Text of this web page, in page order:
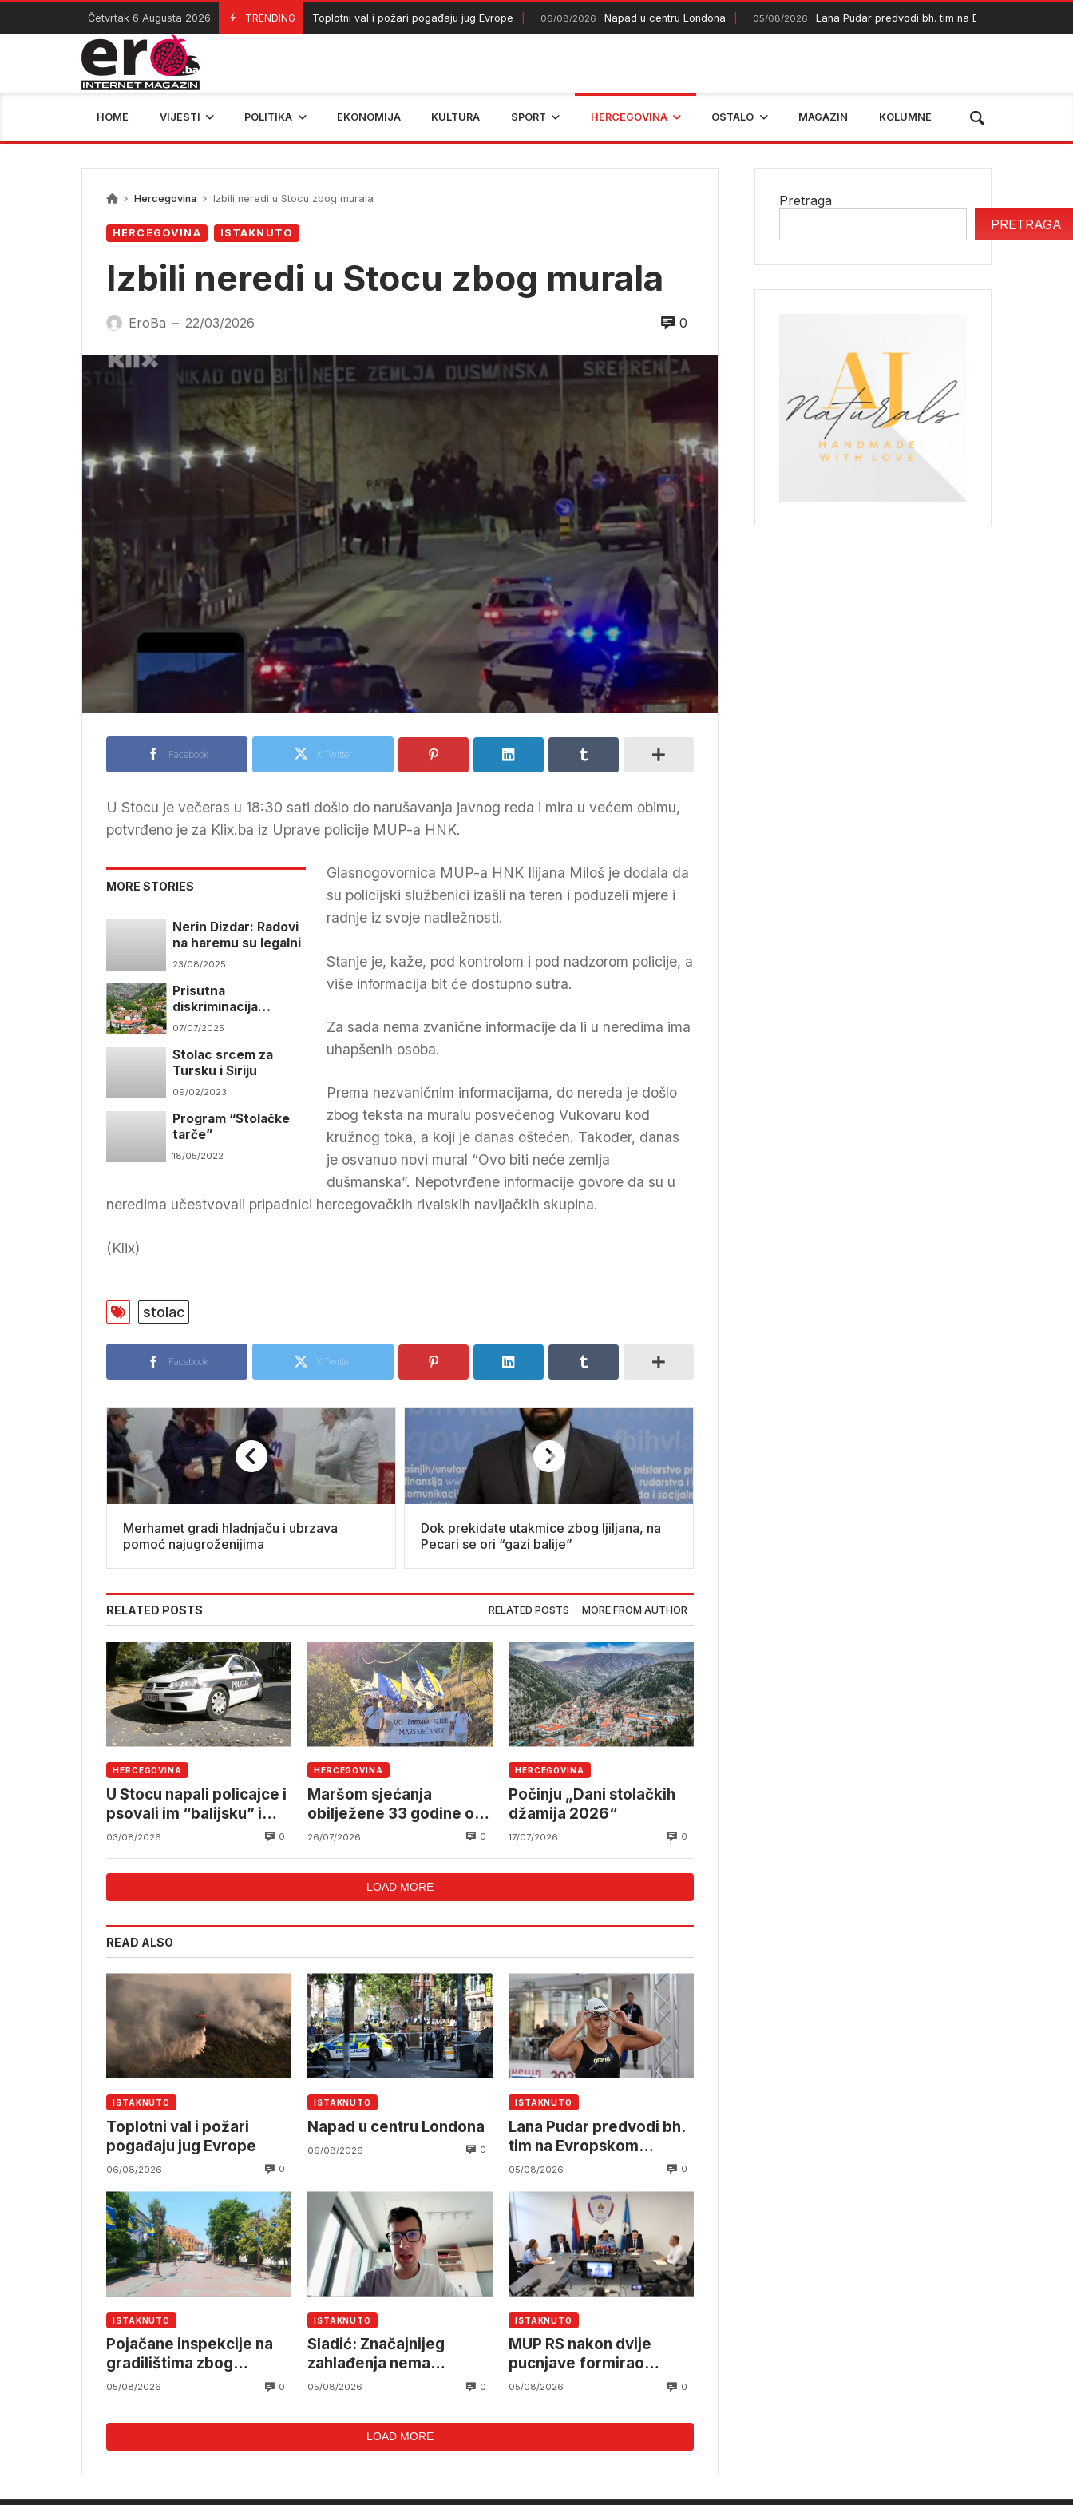
Skip
content
Četvrtak 6 Augusta 2026 TRENDING
06/08/2026 Toplotni val i požari pogađaju jug Evrope 06/08/2026 Napad u centru Londona 05/08/2026 Lana Pudar predvodi bh. tim na Evropskom prvenstvu u
HOME VIJESTI POLITIKA EKONOMIJA KULTURA SPORT HERCEGOVINA OSTALO MAGAZIN KOLUMNE
Hercegovina Izbili neredi u Stocu zbog murala
HERCEGOVINA ISTAKNUTO
Izbili neredi u Stocu zbog murala
EroBa — 22/03/2026 0
Facebook X Twitter
U Stocu je večeras u 18:30 sati došlo do narušavanja javnog reda i mira u većem obimu,
potvrđeno je za Klix.ba iz Uprave policije MUP-a HNK.
MORE STORIES
Nerin Dizdar: Radovi
na haremu su legalni
23/08/2025
Prisutna
diskriminacija
Bošnjaka
07/07/2025
Stolac srcem za
Tursku i Siriju
09/02/2023
Program “Stolačke
tarče”
18/05/2022
Glasnogovornica MUP-a HNK Ilijana Miloš je dodala da
su policijski službenici izašli na teren i poduzeli mjere i
radnje iz svoje nadležnosti.
Stanje je, kaže, pod kontrolom i pod nadzorom policije, a
više informacija bit će dostupno sutra.
Za sada nema zvanične informacije da li u neredima ima
uhapšenih osoba.
Prema nezvaničnim informacijama, do nereda je došlo
zbog teksta na muralu posvećenog Vukovaru kod
kružnog toka, a koji je danas oštećen. Također, danas
je osvanuo novi mural “Ovo biti neće zemlja
dušmanska”. Nepotvrđene informacije govore da su u
neredima učestvovali pripadnici hercegovačkih rivalskih navijačkih skupina.
(Klix)
stolac
Facebook X Twitter
Merhamet gradi hladnjaču i ubrzava
pomoć najugroženijima
Dok prekidate utakmice zbog ljiljana, na
Pecari se ori “gazi balije”
RELATED POSTS RELATED POSTS MORE FROM AUTHOR
HERCEGOVINA
U Stocu napali policajce i
psovali im “balijsku” i
“četničku” majku
03/08/2026 0
HERCEGOVINA
Maršom sjećanja
obilježene 33 godine od
progona i stradanja
Hercegovine
26/07/2026 0
HERCEGOVINA
Počinju „Dani stolačkih
džamija 2026“
17/07/2026 0
LOAD MORE
READ ALSO
ISTAKNUTO
Toplotni val i požari
pogađaju jug Evrope
06/08/2026 0
ISTAKNUTO
Napad u centru Londona
06/08/2026 0
ISTAKNUTO
Lana Pudar predvodi bh.
tim na Evropskom
prvenstvu u Parizu
05/08/2026 0
ISTAKNUTO
Pojačane inspekcije na
gradilištima zbog
ekstremnih vrućina
05/08/2026 0
ISTAKNUTO
Sladić: Značajnijeg
zahlađenja nema
najmanje do sredine
05/08/2026 0
ISTAKNUTO
MUP RS nakon dvije
pucnjave formirao
poseban tim i pojačao
05/08/2026 0
LOAD MORE
Pretraga
PRETRAGA